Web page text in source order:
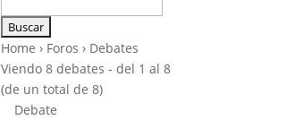
Home › Foros › Debates
Viendo 8 debates - del 1 al 8
(de un total de 8)
Debate